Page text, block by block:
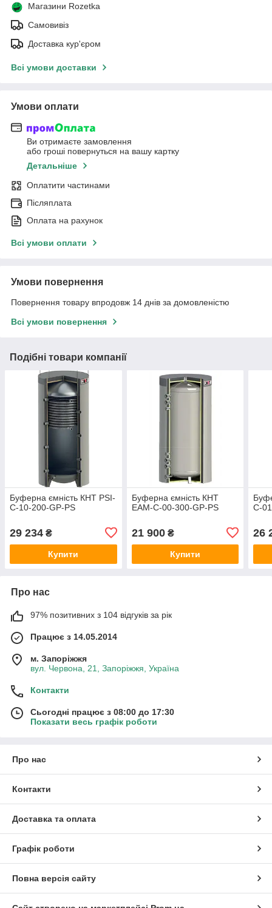
Магазини Rozetka
Самовивіз
Доставка кур'єром
Всі умови доставки
Умови оплати
Ви отримаєте замовлення
або гроші повернуться на вашу картку
Детальніше
Оплатити частинами
Післяплата
Оплата на рахунок
Всі умови оплати
Умови повернення
Повернення товару впродовж 14 днів за домовленістю
Всі умови повернення
Подібні товари компанії
Буферна ємність КНТ PSI-
C-10-200-GP-PS
29 234 ₴
Купити
Буферна ємність КНТ
ЕАМ-C-00-300-GP-PS
21 900₴
Купити
C-
26
Про нас
97% позитивних з 104 відгуків за рік
Працює з 14.05.2014
м. Запоріжжя
вул. Червона, 21, Запоріжжя, Україна
Контакти
Сьогодні працює з 08:00 до 17:30
Показати весь графік роботи
Про нас
Контакти
Доставка та оплата
Графік роботи
Повна версія сайту